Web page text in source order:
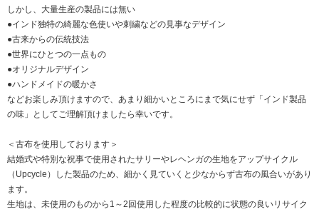
しかし、大量生産の製品には無い
●インド独特の綺麗な色使いや刺繍などの見事なデザイン
●古来からの伝統技法
●世界にひとつの一点もの
●オリジナルデザイン
●ハンドメイドの暖かさ
などお楽しみ頂けますので、あまり細かいところにまで気にせず「インド製品
の味」としてご理解頂けましたら幸いです。
＜古布を使用しております＞
結婚式や特別な祝事で使用されたサリーやレヘンガの生地をアップサイクル
（Upcycle）した製品のため、細かく見ていくと少なからず古布の風合いがあり
ます。
生地は、未使用のものから1～2回使用した程度の比較的に状態の良いリサイク